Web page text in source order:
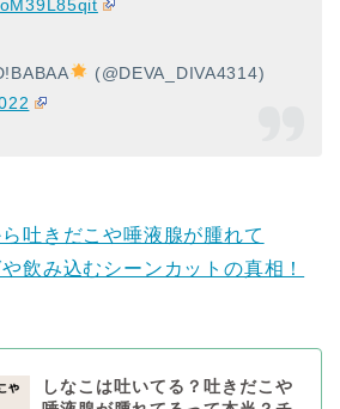
(@DEVA_DIVA4314)
吐きだこや唾液腺が腫れて
飲み込むシーンカットの真相！
しなこは吐いてる？吐きだこや